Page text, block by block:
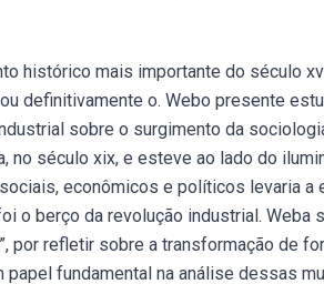
histórico mais importante do século
definitivamente o. Webo presente
sobre o surgimento da
no século xix, e esteve ao lado do
econômicos e políticos levaria a
o berço da revolução industrial.
por refletir sobre a transformação de
fundamental na análise dessas